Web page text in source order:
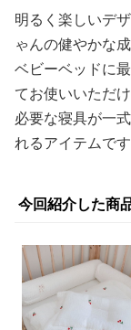
明るく楽しいデ
ゃんの健やかな
ベビーベッドに
てお使いいただけ
必要な寝具が一
れるアイテムです
今回紹介した商